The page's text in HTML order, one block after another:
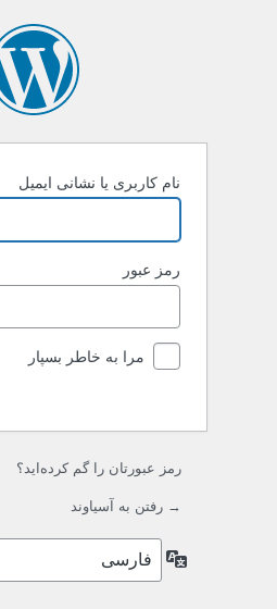
نام کاربری یا نشانی ایمیل
رمز عبور
مرا به خاطر بسپار
رمز عبورتان را گم کرده‌اید؟
→ رفتن به آسیاوند
زبان